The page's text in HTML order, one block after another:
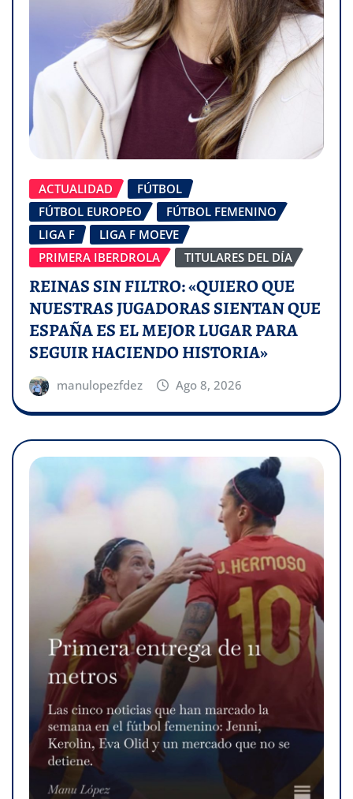
ACTUALIDAD
FÚTBOL
FÚTBOL EUROPEO
FÚTBOL FEMENINO
LIGA F
LIGA F MOEVE
PRIMERA IBERDROLA
TITULARES DEL DÍA
REINAS SIN FILTRO: «QUIERO QUE
NUESTRAS JUGADORAS SIENTAN QUE
ESPAÑA ES EL MEJOR LUGAR PARA
SEGUIR HACIENDO HISTORIA»
manulopezfdez Ago 8, 2026